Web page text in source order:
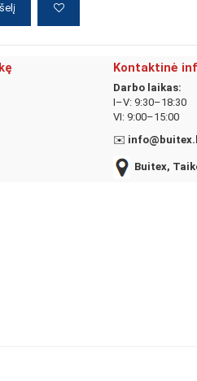
Kontaktinė
Darbo laikas:
I–V: 9:30–18:30
VI: 9:00–15:00
✉️
Buitex,